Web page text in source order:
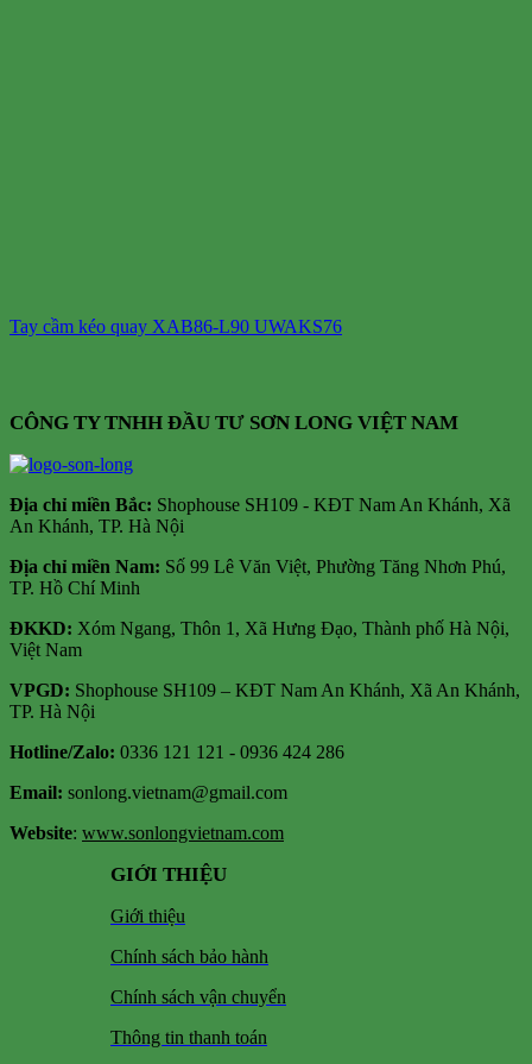
Tay cầm kéo quay XAB86-L90 UWAKS76
CÔNG TY TNHH ĐẦU TƯ SƠN LONG VIỆT NAM
Địa chỉ miền Bắc: Shophouse SH109 - KĐT Nam An Khánh, Xã
An Khánh, TP. Hà Nội
Địa chỉ miền Nam: Số 99 Lê Văn Việt, Phường Tăng Nhơn Phú,
TP. Hồ Chí Minh
ĐKKD: Xóm Ngang, Thôn 1, Xã Hưng Đạo, Thành phố Hà Nội,
Việt Nam
VPGD: Shophouse SH109 – KĐT Nam An Khánh, Xã An Khánh,
TP. Hà Nội
Hotline/Zalo: 0336 121 121 - 0936 424 286
Email: sonlong.vietnam@gmail.com
Website: www.sonlongvietnam.com
GIỚI THIỆU
Giới thiệu
Chính sách bảo hành
Chính sách vận chuyển
Thông tin thanh toán